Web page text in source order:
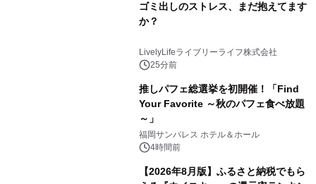
ゴミ出しのストレス、まだ抱えてます
か？
LivelyLifeライブリーライフ株式会社
25分前
推しパフェ総選挙を初開催！「Find
Your Favorite ～秋のパフェ食べ放題
～」
福岡サンパレス ホテル＆ホール
4時間前
【2026年8月版】ふるさと納税でもら